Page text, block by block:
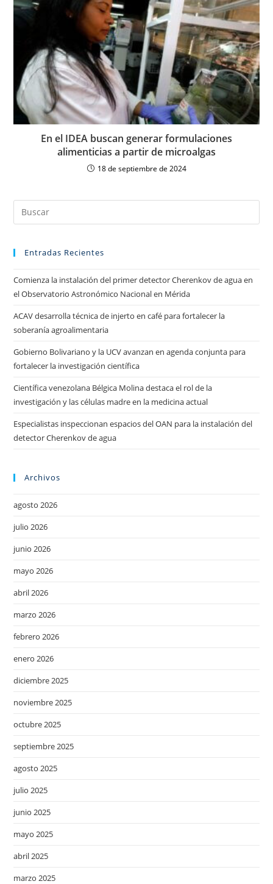
En el IDEA buscan generar formulaciones
alimenticias a partir de microalgas
18 de septiembre de 2024
Entradas Recientes
Comienza la instalación del primer detector Cherenkov de agua en
el Observatorio Astronómico Nacional en Mérida
ACAV desarrolla técnica de injerto en café para fortalecer la
soberanía agroalimentaria
Gobierno Bolivariano y la UCV avanzan en agenda conjunta para
fortalecer la investigación científica
Científica venezolana Bélgica Molina destaca el rol de la
investigación y las células madre en la medicina actual
Especialistas inspeccionan espacios del OAN para la instalación del
detector Cherenkov de agua
Archivos
agosto 2026
julio 2026
junio 2026
mayo 2026
abril 2026
marzo 2026
febrero 2026
enero 2026
diciembre 2025
noviembre 2025
octubre 2025
septiembre 2025
agosto 2025
julio 2025
junio 2025
mayo 2025
abril 2025
marzo 2025